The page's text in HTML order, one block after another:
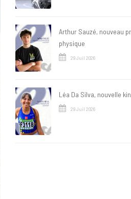
Arthur Sauzé, nouveau
physique
29 Juil 2026
Léa Da Silva, nouvelle
29 Juil 2026